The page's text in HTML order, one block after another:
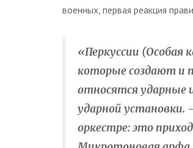
военных, первая реакция
«Перкуссии (Особая
которые создают и
относятся ударные
ударной установки.
оркестре: это